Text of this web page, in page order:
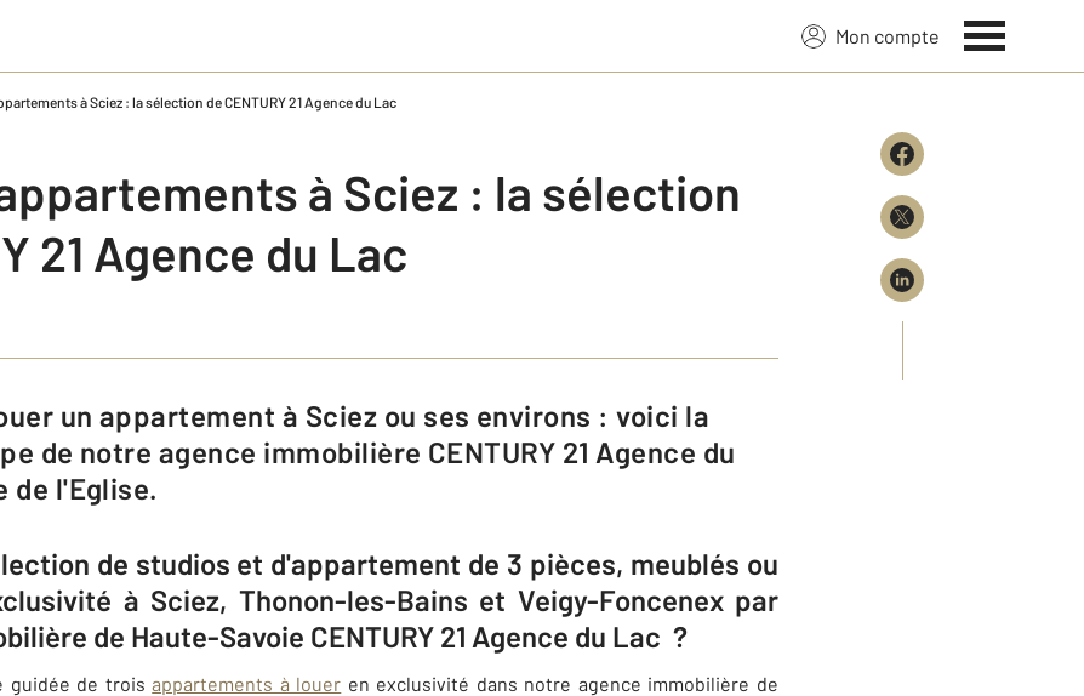
Mon compte
à Sciez : la sélection de CENTURY 21 Agence du Lac
à Sciez : la sélection
21 Agence du Lac
de notre agence immobilière CENTURY 21 Agence du
de l'Eglise.
de studios et d'appartement de 3 pièces, meublés ou
à Sciez, Thonon-les-Bains et Veigy-Foncenex par
de Haute-Savoie CENTURY 21 Agence du Lac ?
guidée de troisappartements à louer en exclusivité dans notre agence immobilière de